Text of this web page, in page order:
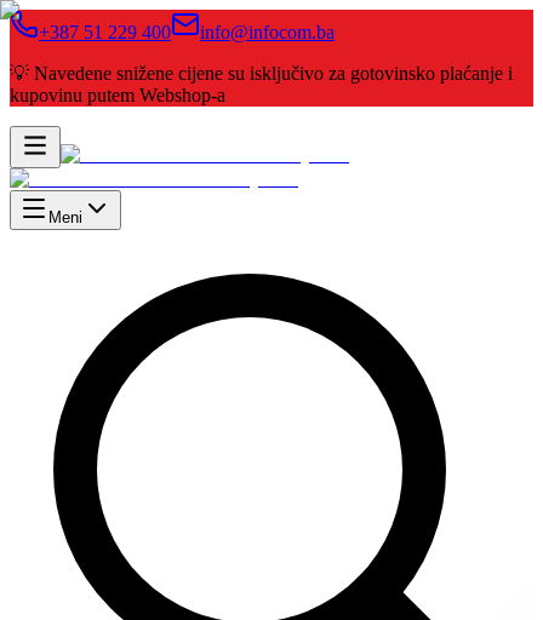
+387 51 229 400
info@infocom.ba
💡 Navedene snižene cijene su isključivo za gotovinsko plaćanje i
kupovinu putem Webshop-a
Meni